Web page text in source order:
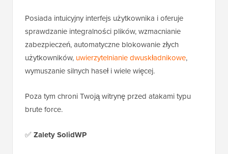
Posiada intuicyjny interfejs użytkownika i oferuje
sprawdzanie integralności plików, wzmacnianie
zabezpieczeń, automatyczne blokowanie złych
użytkowników, uwierzytelnianie dwuskładnikowe,
wymuszanie silnych haseł i wiele więcej.
Poza tym chroni Twoją witrynę przed atakami typu
brute force.
✅Zalety SolidWP